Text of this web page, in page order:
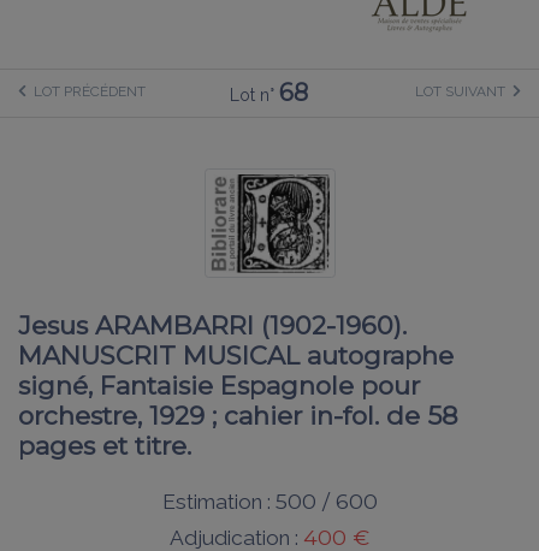
LOT PRÉCÉDENT Lot n° 68 LOT SUIVANT
Jesus ARAMBARRI (1902-1960).
MANUSCRIT MUSICAL autographe
signé, Fantaisie Espagnole pour
orchestre, 1929 ; cahier in-fol. de 58
pages et titre.
Estimation : 500 / 600
Adjudication : 400 €